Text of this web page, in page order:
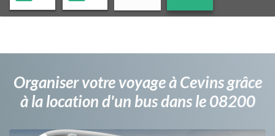
Organiser votre voyage à Cevins grâce
à la location d'un bus dans le 08200